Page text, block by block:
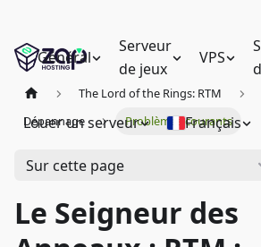
Général
Serveur
de jeux
VPS
Louer un serveur Français
The Lord of the Rings: RTM
Dépannage
Problèmes courants
Sur cette page
Le Seigneur des